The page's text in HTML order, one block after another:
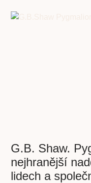
G.B. Shaw.
nejhranější
lidech a